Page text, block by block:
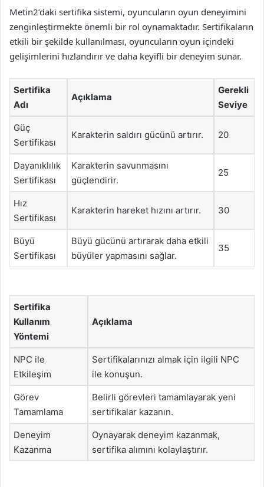
Metin2’daki sertifika sistemi, oyuncuların oyun deneyimini
zenginleştirmekte önemli bir rol oynamaktadır. Sertifikaların
etkili bir şekilde kullanılması, oyuncuların oyun içindeki
gelişimlerini hızlandırır ve daha keyifli bir deneyim sunar.
Sertifika
Adı
Açıklama
Gerekli
Seviye
Güç
Sertifikası
Karakterin saldırı gücünü artırır. 20
Dayanıklılık
Sertifikası
Karakterin savunmasını
güçlendirir.
25
Hız
Sertifikası
Karakterin hareket hızını artırır. 30
Büyü
Sertifikası
Büyü gücünü artırarak daha etkili
büyüler yapmasını sağlar.
35
Sertifika
Kullanım
Yöntemi
Açıklama
NPC ile
Etkileşim
Sertifikalarınızı almak için ilgili NPC
ile konuşun.
Görev
Tamamlama
Belirli görevleri tamamlayarak yeni
sertifikalar kazanın.
Deneyim
Kazanma
Oynayarak deneyim kazanmak,
sertifika alımını kolaylaştırır.